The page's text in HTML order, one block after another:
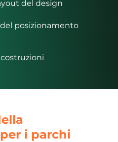
del design
posizionamento
i parchi